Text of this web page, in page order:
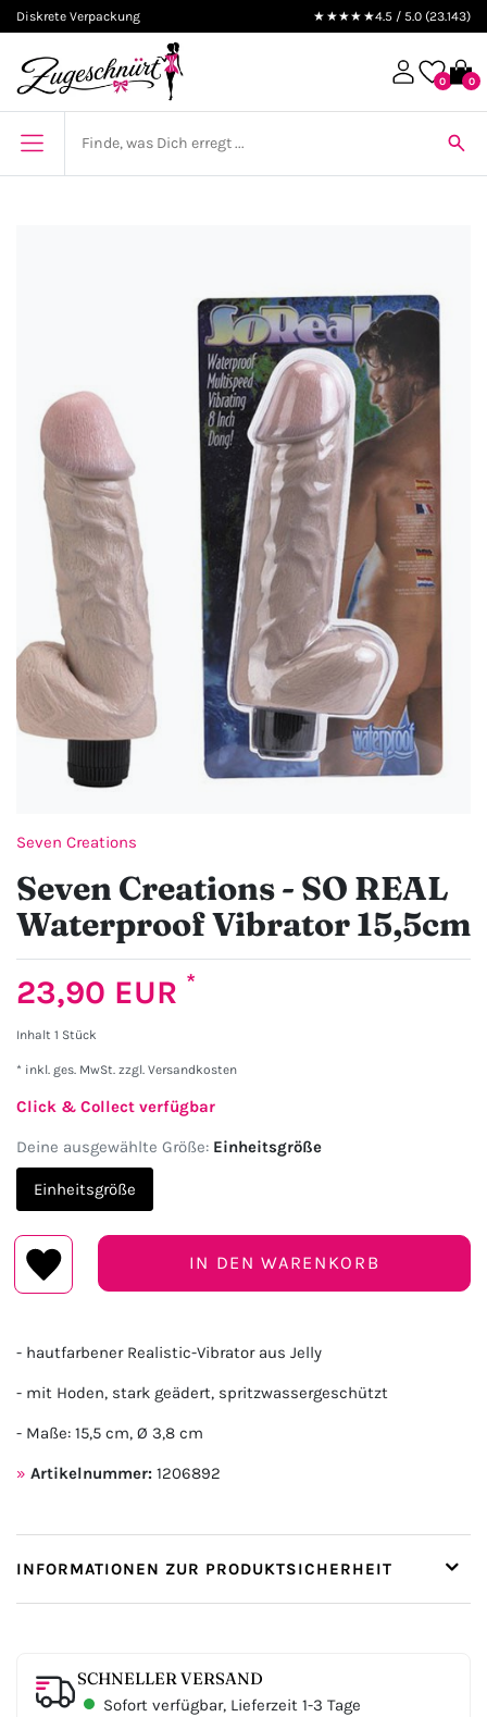
Diskrete Verpackung ★★★★★4.5 / 5.0 (23.143)
0 0
Seven Creations
Seven Creations - SO REAL
Waterproof Vibrator 15,5cm
23,90 EUR *
Inhalt 1 Stück
* inkl. ges. MwSt. zzgl. Versandkosten
Click & Collect verfügbar
Deine ausgewählte Größe: Einheitsgröße
Einheitsgröße
IN DEN WARENKORB
- hautfarbener Realistic-Vibrator aus Jelly
- mit Hoden, stark geädert, spritzwassergeschützt
- Maße: 15,5 cm, Ø 3,8 cm
Artikelnummer: 1206892
INFORMATIONEN ZUR PRODUKTSICHERHEIT
SCHNELLER VERSAND
Sofort verfügbar, Lieferzeit 1-3 Tage